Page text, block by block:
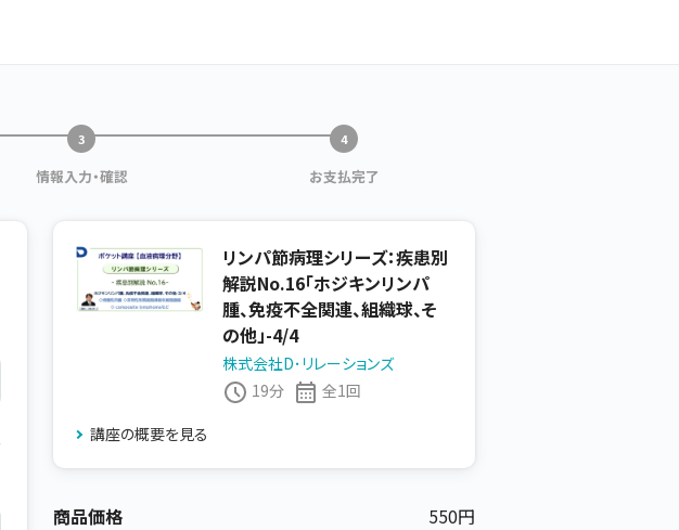
情報入力・確認 お支払完了
リンパ節病理シリーズ：疾患別
解説No.16「ホジキンリンパ
腫、免疫不全関連、組織球、そ
の他」-4/4
株式会社D･リレーションズ
19分
全1回
講座の概要を見る
商品価格 550円